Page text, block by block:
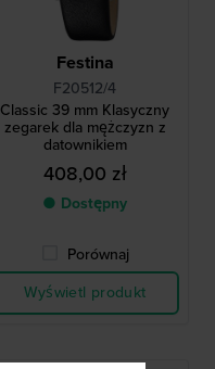
Festina
F20512/4
Classic 39 mm Klasyczny
zegarek dla mężczyzn z
datownikiem
408,00 zł
● Dostępny
Porównaj
Wyświetl produkt